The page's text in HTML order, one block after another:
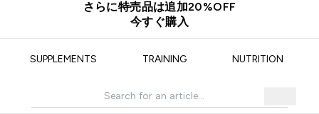
さらに特売品は追加20%OFF
今すぐ購入
SUPPLEMENTS TRAINING NUTRITION